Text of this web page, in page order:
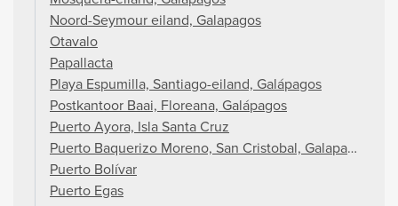
Noord-Seymour eiland, Galapagos
Otavalo
Papallacta
Playa Espumilla, Santiago-eiland, Galápagos
Postkantoor Baai, Floreana, Galápagos
Puerto Ayora, Isla Santa Cruz
Puerto Baquerizo Moreno, San Cristobal, Galapagos
Puerto Bolívar
Puerto Egas